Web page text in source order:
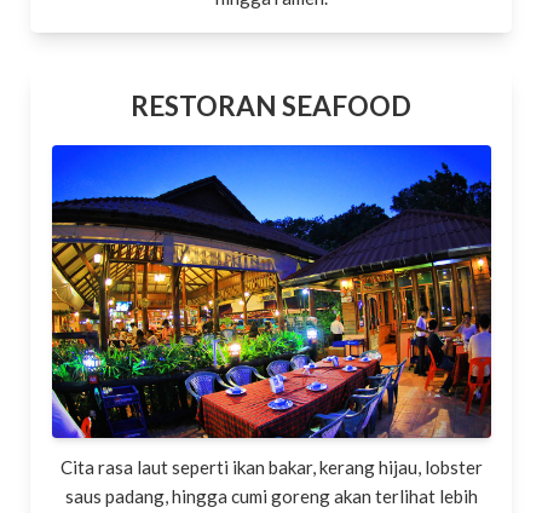
RESTORAN SEAFOOD
Cita rasa laut seperti ikan bakar, kerang hijau, lobster
saus padang, hingga cumi goreng akan terlihat lebih